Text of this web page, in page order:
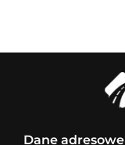
Dane adresowe